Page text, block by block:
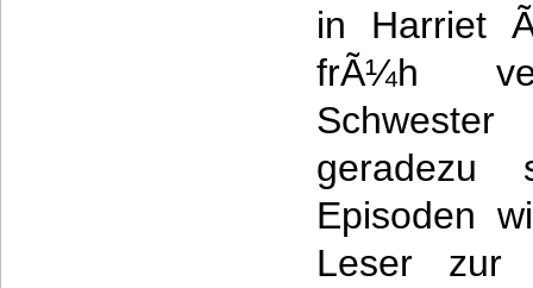
in Harriet
frÃ¼h
geradezu
Episoden
Leser zur